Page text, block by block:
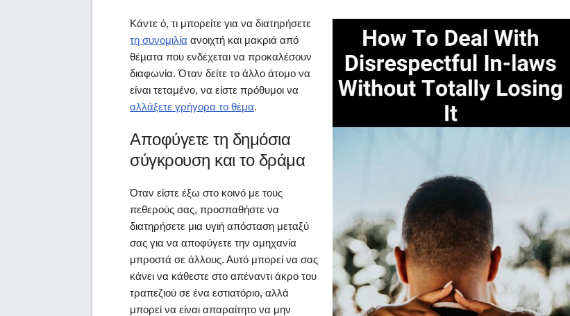
Κάντε ό, τι μπορείτε για να διατηρήσετε
τη συνομιλία ανοιχτή και μακριά από
θέματα που ενδέχεται να προκαλέσουν
διαφωνία. Όταν δείτε το άλλο άτομο να
είναι τεταμένο, να είστε πρόθυμοι να
αλλάξετε γρήγορα το θέμα.
Αποφύγετε τη δημόσια
σύγκρουση και το δράμα
Όταν είστε έξω στο κοινό με τους
πεθερούς σας, προσπαθήστε να
διατηρήσετε μια υγιή απόσταση μεταξύ
σας για να αποφύγετε την αμηχανία
μπροστά σε άλλους. Αυτό μπορεί να σας
κάνει να κάθεστε στο απέναντι άκρο του
τραπεζιού σε ένα εστιατόριο, αλλά
μπορεί να είναι απαραίτητο να μην